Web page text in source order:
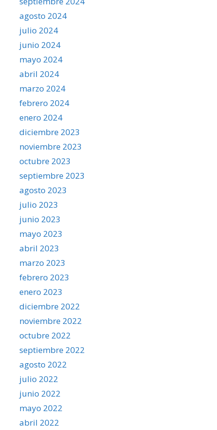
agosto 2024
julio 2024
junio 2024
mayo 2024
abril 2024
marzo 2024
febrero 2024
enero 2024
diciembre 2023
noviembre 2023
octubre 2023
septiembre 2023
agosto 2023
julio 2023
junio 2023
mayo 2023
abril 2023
marzo 2023
febrero 2023
enero 2023
diciembre 2022
noviembre 2022
octubre 2022
septiembre 2022
agosto 2022
julio 2022
junio 2022
mayo 2022
abril 2022